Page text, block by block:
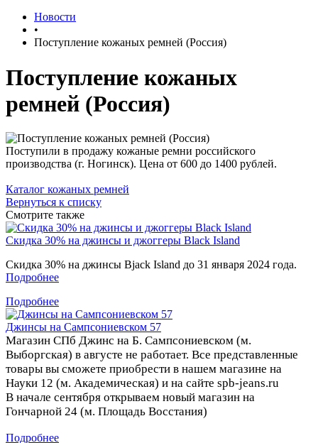
Новости
•
Поступление кожаных ремней (Россия)
Поступление кожаных
ремней (Россия)
Поступили в продажу кожаные ремни российского
производства (г. Ногинск). Цена от 600 до 1400 рублей.
Каталог кожаных ремней
Вернуться к списку
Смотрите также
Скидка 30% на джинсы и джоггеры Black Island
Скидка 30% на джинсы Bjack Island до 31 января 2024 года.
Подробнее
Подробнее
Джинсы на Сампсониевском 57
Магазин СПб Джинс на Б. Сампсониевском (м.
Выборгская) в августе не работает. Все представленные
товары вы сможете приобрести в нашем магазине на
Науки 12 (м. Академическая) и на сайте spb-jeans.ru
В начале сентября открываем новый магазин на
Гончарной 24 (м. Площадь Восстания)
Подробнее